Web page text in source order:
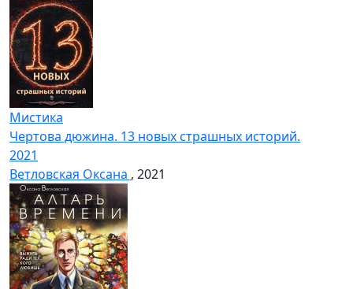
Мистика
Чертова дюжина. 13 новых страшных историй.
2021
Ветловская Оксана , 2021